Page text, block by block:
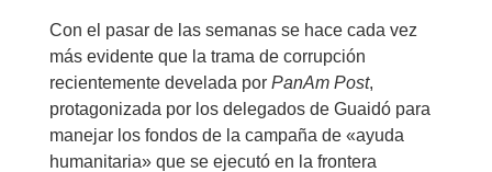
Con el pasar de las semanas se hace cada vez
más evidente que la trama de corrupción
recientemente develada por PanAm Post,
protagonizada por los delegados de Guaidó para
manejar los fondos de la campaña de «ayuda
humanitaria» que se ejecutó en la frontera